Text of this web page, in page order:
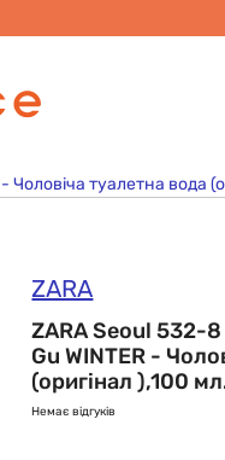
туалетна вода
ZARA
ZARA Seoul 532-
Gu WINTER -
(оригінал ),100
Немає відгуків